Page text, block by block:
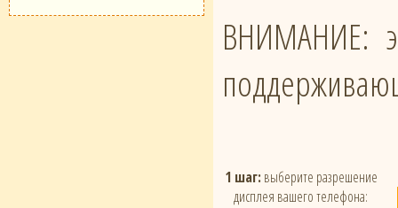
ВНИМАНИЕ:
1 шаг: выберите разрешение
дисплея вашего телефона: